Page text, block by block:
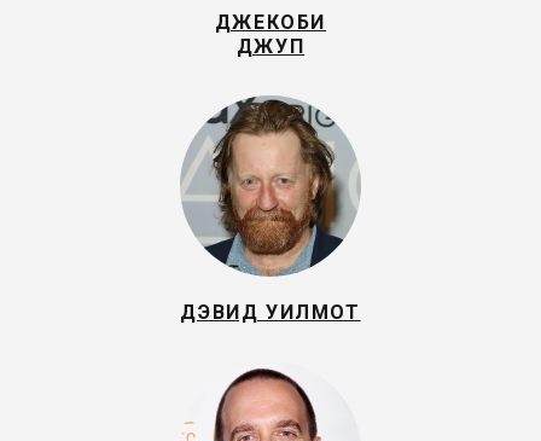
ДЖЕКОБИ
ДЖУП
ДЭВИД УИЛМОТ